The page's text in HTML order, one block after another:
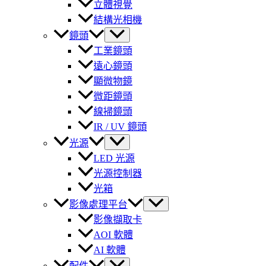
立體視覺
結構光相機
鏡頭
工業鏡頭
遠心鏡頭
顯微物鏡
微距鏡頭
線掃鏡頭
IR / UV 鏡頭
光源
LED 光源
光源控制器
光箱
影像處理平台
影像擷取卡
AOI 軟體
AI 軟體